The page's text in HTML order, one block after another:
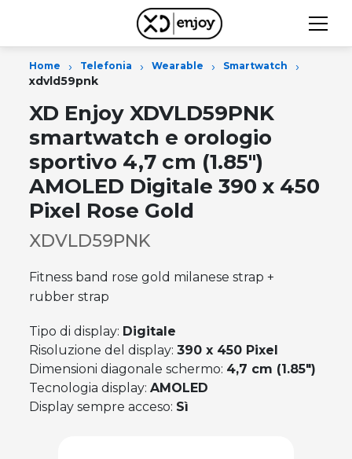
Home › Telefonia › Wearable › Smartwatch ›
xdvld59pnk
XD Enjoy XDVLD59PNK
smartwatch e orologio
sportivo 4,7 cm (1.85")
AMOLED Digitale 390 x 450
Pixel Rose Gold
XDVLD59PNK
Fitness band rose gold milanese strap +
rubber strap
Tipo di display: Digitale
Risoluzione del display:390 x 450 Pixel
Dimensioni diagonale schermo: 4,7 cm (1.85")
Tecnologia display:AMOLED
Display sempre acceso: Sì